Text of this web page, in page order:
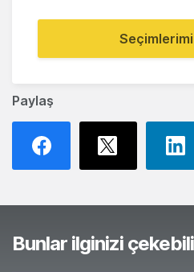
Paylaş
Bunlar ilginizi